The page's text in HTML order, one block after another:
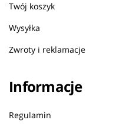
Twój koszyk
Wysyłka
Zwroty i reklamacje
Informacje
Regulamin